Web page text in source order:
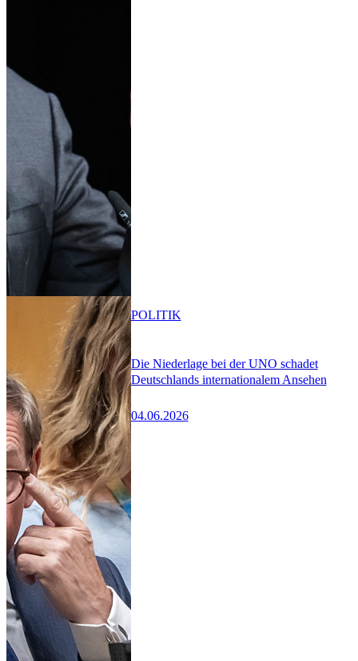
Die Niederlage bei der UNO schadet
Deutschlands internationalem Ansehen
04.06.2026
POLITIK